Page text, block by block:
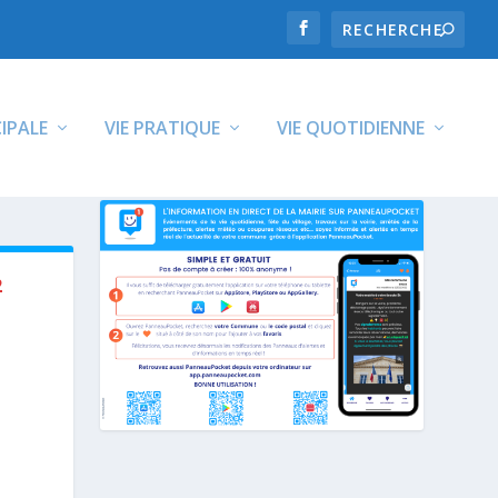
VIE PRATIQUE VIE QUOTIDIENNE